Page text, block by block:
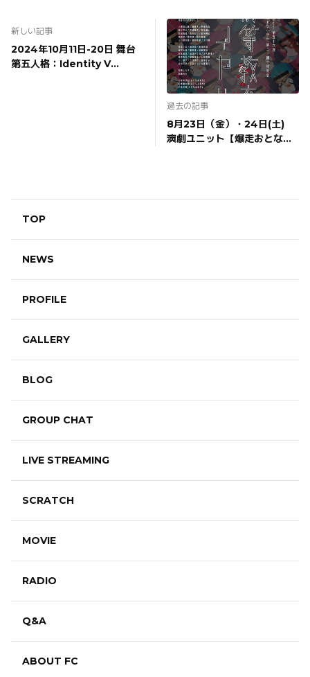
新しい記事
2024年10月11日-20日 舞台
第五人格：Identity V
過去の記事
8月23日（金）・24日(土)
演劇ユニット【爆走おとな小
TOP
NEWS
PROFILE
GALLERY
BLOG
GROUP CHAT
LIVE STREAMING
SCRATCH
MOVIE
RADIO
Q&A
ABOUT FC